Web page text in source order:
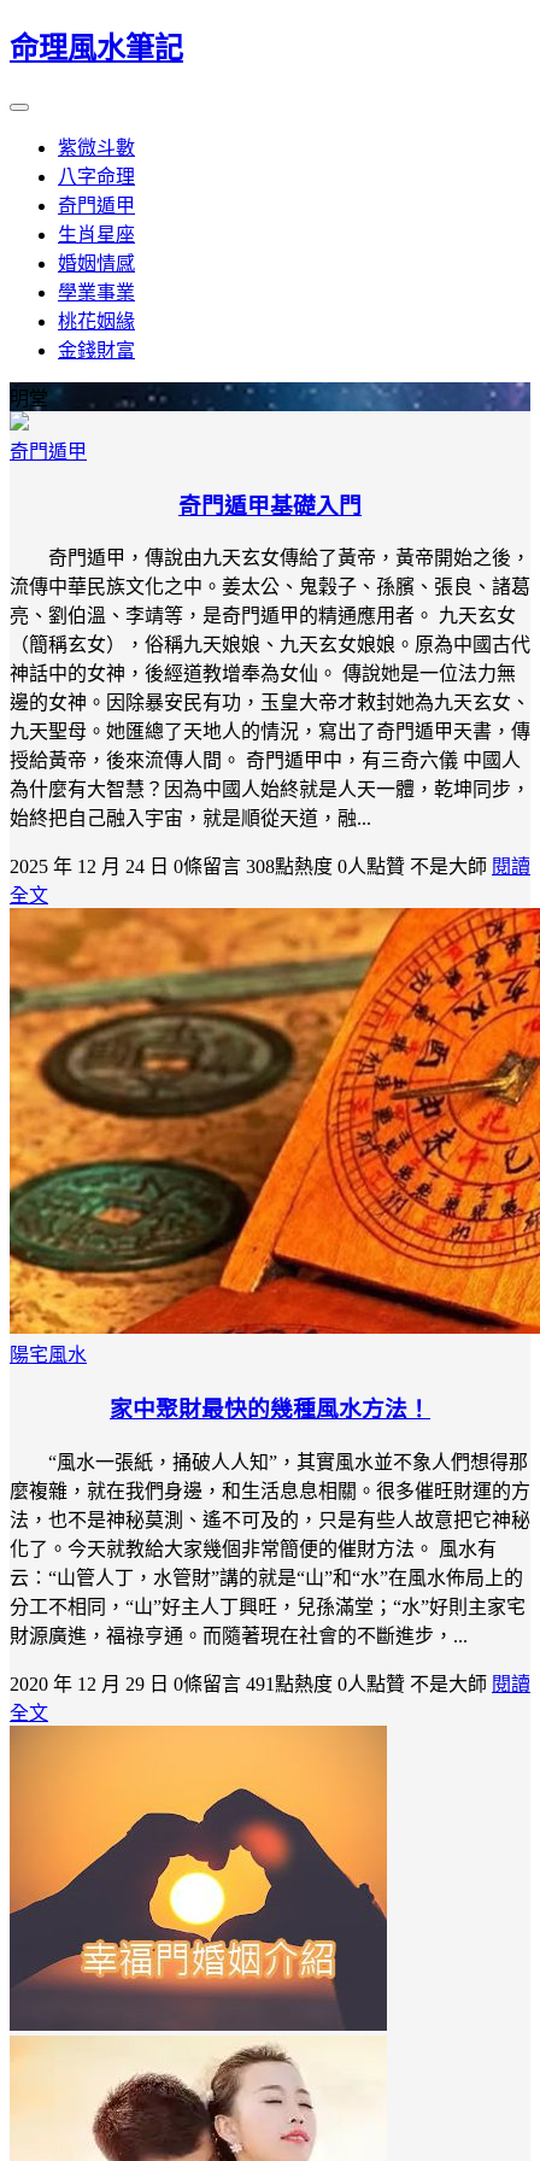
命理風水筆記
紫微斗數
八字命理
奇門遁甲
生肖星座
婚姻情感
學業事業
桃花姻緣
金錢財富
明堂
奇門遁甲
奇門遁甲基礎入門
奇門遁甲，傳說由九天玄女傳給了黃帝，黃帝開始之後，
流傳中華民族文化之中。姜太公、鬼穀子、孫臏、張良、諸葛
亮、劉伯溫、李靖等，是奇門遁甲的精通應用者。 九天玄女
（簡稱玄女），俗稱九天娘娘、九天玄女娘娘。原為中國古代
神話中的女神，後經道教增奉為女仙。 傳說她是一位法力無
邊的女神。因除暴安民有功，玉皇大帝才敕封她為九天玄女、
九天聖母。她匯總了天地人的情況，寫出了奇門遁甲天書，傳
授給黃帝，後來流傳人間。 奇門遁甲中，有三奇六儀 中國人
為什麼有大智慧？因為中國人始終就是人天一體，乾坤同步，
始終把自己融入宇宙，就是順從天道，融...
2025 年 12 月 24 日 0條留言 308點熱度 0人點贊 不是大師 閱讀
全文
陽宅風水
家中聚財最快的幾種風水方法！
“風水一張紙，捅破人人知”，其實風水並不象人們想得那
麼複雜，就在我們身邊，和生活息息相關。很多催旺財運的方
法，也不是神秘莫測、遙不可及的，只是有些人故意把它神秘
化了。今天就教給大家幾個非常簡便的催財方法。 風水有
云：“山管人丁，水管財”講的就是“山”和“水”在風水佈局上的
分工不相同，“山”好主人丁興旺，兒孫滿堂；“水”好則主家宅
財源廣進，福祿亨通。而隨著現在社會的不斷進步，...
2020 年 12 月 29 日 0條留言 491點熱度 0人點贊 不是大師 閱讀
全文